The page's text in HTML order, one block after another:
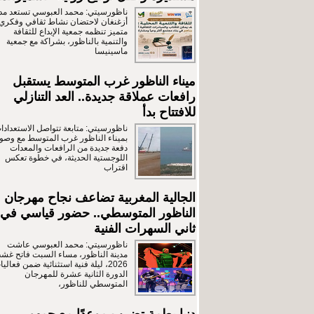
ناظورسيتي: محمد العبوسي تستعد
أزغنغان لاحتضان نشاط ثقافي
متميز تنظمه جمعية الإبداع للثقافة
والتنمية بالناظور، بشراكة مع جمعية
ماسينيسا
ميناء الناظور غرب المتوسط يستقبل
رافعات عملاقة جديدة.. العد التنازلي
للافتتاح بدأ
ناظورسيتي: متابعة تتواصل
بميناء الناظور غرب المتوسط مع
دفعة جديدة من الرافعات والمعدات
اللوجستية الحديثة، في خطوة تعكس
اقتراب
الجالية المغربية تضاعف نجاح مهرجان
الناظور المتوسطي.. حضور قياسي في
ثاني السهرات الفنية
ناظورسيتي: محمد العبوسي عاشت
مدينة الناظور، مساء السبت فاتح
2026، ليلة فنية استثنائية ضمن
الدورة الثانية عشرة للمهرجان
المتوسطي للناظور،